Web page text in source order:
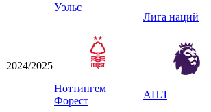
Уэльс
Лига наций
2024/2025
Ноттингем
Форест
АПЛ